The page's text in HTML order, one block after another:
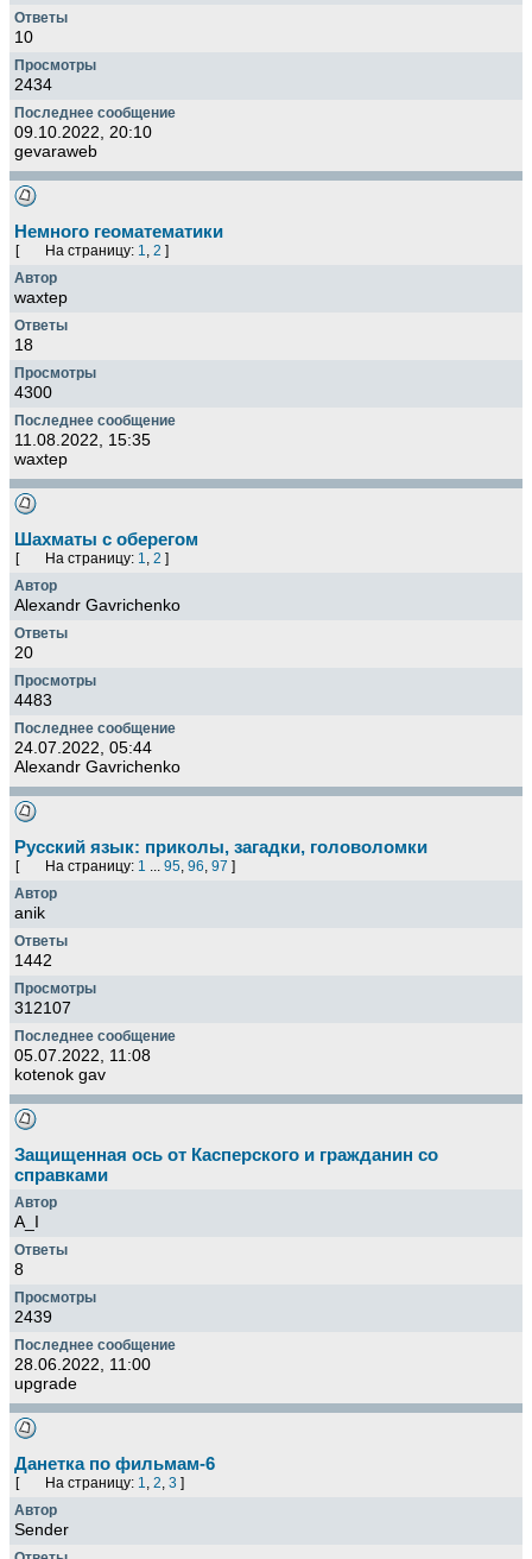
10
2434
09.10.2022, 20:10
gevaraweb
Немного геоматематики
[ На страницу: 1, 2 ]
waxtep
18
4300
11.08.2022, 15:35
waxtep
Шахматы с оберегом
[ На страницу: 1, 2 ]
Alexandr Gavrichenko
20
4483
24.07.2022, 05:44
Alexandr Gavrichenko
Русский язык: приколы, загадки, головоломки
[ На страницу: 1 ... 95, 96, 97 ]
anik
1442
312107
05.07.2022, 11:08
kotenok gav
Защищенная ось от Касперского и гражданин со
справками
A_I
8
2439
28.06.2022, 11:00
upgrade
Данетка по фильмам-6
[ На страницу: 1, 2, 3 ]
Sender